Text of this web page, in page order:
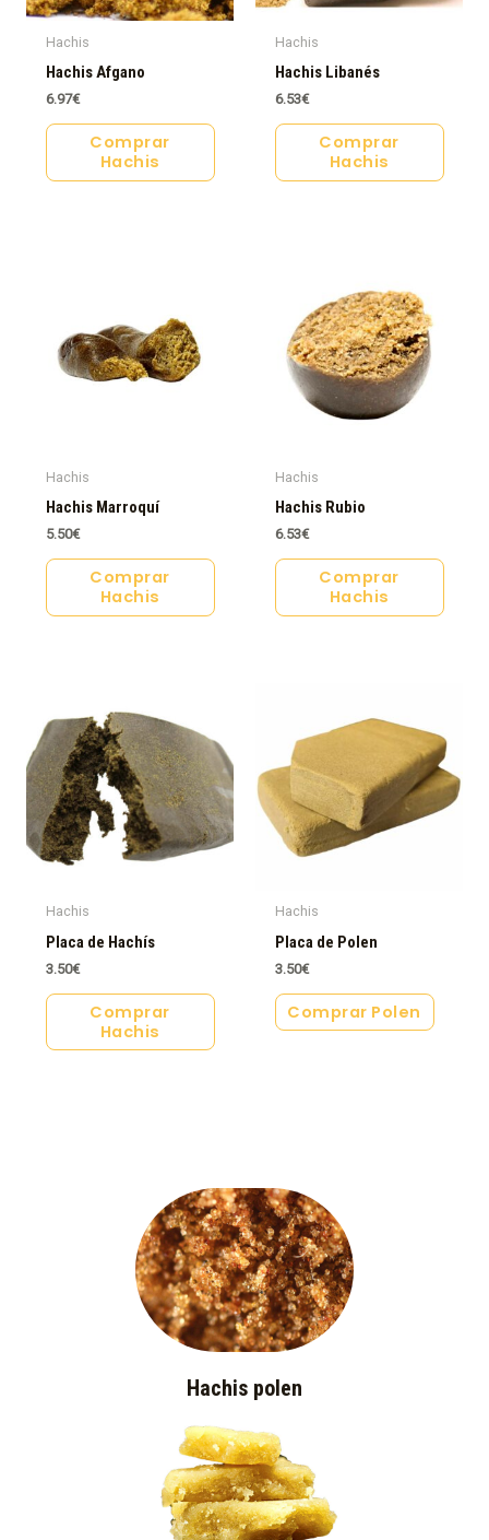
Hachis
Hachis Afgano
6.97€
Comprar
Hachis
Hachis
Hachis Libanés
6.53€
Comprar
Hachis
Hachis
Hachis Marroquí
5.50€
Comprar
Hachis
Hachis
Hachis Rubio
6.53€
Comprar
Hachis
Hachis
Placa de Hachís
3.50€
Comprar
Hachis
Hachis
Placa de Polen
3.50€
Comprar Polen
Hachis polen